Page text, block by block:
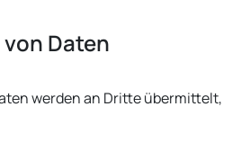
Daten
werden an Dritte übermittelt,